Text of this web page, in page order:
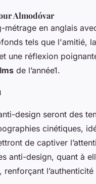
Almodóvar
métrage en anglais
tels que l'amitié,
une réflexion
de l’année1.
design seront des
cinétiques,
de captiver
anti-design, quant à